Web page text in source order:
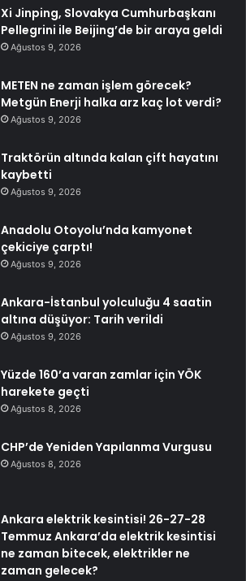
Xi Jinping, Slovakya Cumhurbaşkanı
Pellegrini ile Beijing’de bir araya geldi
Ağustos 9, 2026
METEN ne zaman işlem görecek?
Metgün Enerji halka arz kaç lot verdi?
Ağustos 9, 2026
Traktörün altında kalan çift hayatını
kaybetti
Ağustos 9, 2026
Anadolu Otoyolu’nda kamyonet
çekiciye çarptı!
Ağustos 9, 2026
Ankara-İstanbul yolculuğu 4 saatin
altına düşüyor: Tarih verildi
Ağustos 9, 2026
Yüzde 160’a varan zamlar için YÖK
harekete geçti
Ağustos 8, 2026
CHP’de Yeniden Yapılanma Vurgusu
Ağustos 8, 2026
Ankara elektrik kesintisi! 26-27-28
Temmuz Ankara’da elektrik kesintisi
ne zaman bitecek, elektrikler ne
zaman gelecek?